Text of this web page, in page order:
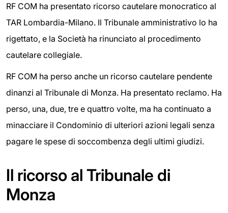
RF COM ha presentato ricorso cautelare monocratico al
TAR Lombardia-Milano. Il Tribunale amministrativo lo ha
rigettato, e la Società ha rinunciato al procedimento
cautelare collegiale.
RF COM ha perso anche un ricorso cautelare pendente
dinanzi al Tribunale di Monza. Ha presentato reclamo. Ha
perso, una, due, tre e quattro volte, ma ha continuato a
minacciare il Condominio di ulteriori azioni legali senza
pagare le spese di soccombenza degli ultimi giudizi.
Il ricorso al Tribunale di
Monza